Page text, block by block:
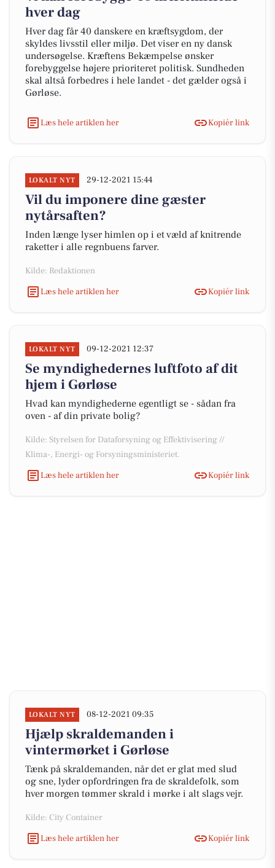
hver dag
Hver dag får 40 danskere en kræftsygdom, der
skyldes livsstil eller miljø. Det viser en ny dansk
undersøgelse. Kræftens Bekæmpelse ønsker
forebyggelse højere prioriteret politisk. Sundheden
skal altså forbedres i hele landet - det gælder også i
Gørløse.
Læs hele artiklen her Kopiér link
LOKALT NYT 29-12-2021 15:44
Vil du imponere dine gæster
nytårsaften?
Inden længe lyser himlen op i et væld af knitrende
raketter i alle regnbuens farver.
Kilde: Redaktionen
Læs hele artiklen her
Kopiér link
LOKALT NYT 09-12-2021 12:37
Se myndighedernes luftfoto af dit
hjem i Gørløse
Hvad kan myndighederne egentligt se - sådan fra
oven - af din private bolig?
Kilde: Styrelsen for Dataforsyning og Effektivisering //
Klima-, Energi- og Forsyningsministeriet.
Læs hele artiklen her
Kopiér link
LOKALT NYT 08-12-2021 09:35
Hjælp skraldemanden i
vintermørket i Gørløse
Tænk på skraldemanden, når det er glat med slud
og sne, lyder opfordringen fra de skraldefolk, som
hver morgen tømmer skrald i mørke i alt slags vejr.
Kilde: City Container
Læs hele artiklen her
Kopiér link